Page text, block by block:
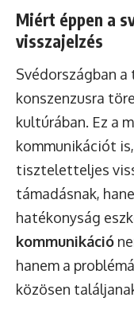
Miért éppen a
visszajelzés
Svédországban
konszenzusra
kultúrában. Ez a
kommunikációt
tiszteletteljes
támadásnak,
hatékonyság
kommunikáció
hanem a
közösen